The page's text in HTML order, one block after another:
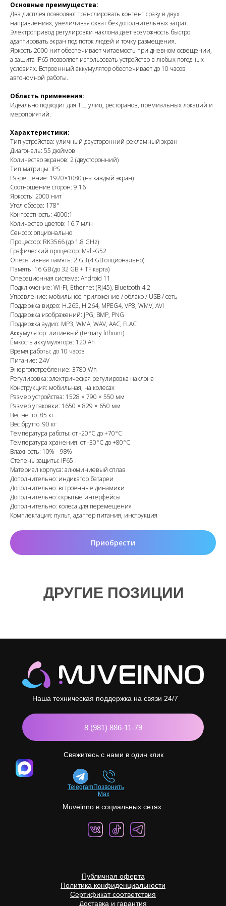
Основные преимущества:
Два дисплея позволяют транслировать контент сразу в двух
направлениях, увеличивая охват без дополнительных затрат.
Электропривод регулировки наклона дает возможность быстро
адаптировать экран под поток людей и точку размещения.
Яркость 2000 нит обеспечивает читаемость при дневном освещении,
а защита IP65 позволяет использовать устройство в любых погодных
условиях. Встроенный аккумулятор обеспечивает до 10 часов
автономной работы.
Область применения:
Идеально подходит для ТЦ, улиц, ресторанов, премиальных локаций и
мероприятий.
Характеристики:
Тип устройства: уличный двусторонний рекламный экран
Диагональ: 55 дюймов
Количество экранов: 2 (двусторонний)
Тип матрицы: IPS
Разрешение: 1920×1080 (на каждый экран)
Соотношение сторон: 9:16
Яркость: 2000 нит
Угол обзора: 178°
Контрастность: 4000:1
Количество цветов: 16.7 млн
Сенсор: опционально
Процессор: RK3566 (до 1.8 GHz)
Графический процессор: Mali-G52
Оперативная память: 2 GB (4 GB опционально)
Память: 16 GB (до 32 GB + TF карта)
Операционная система: Android 11
Подключение: Wi-Fi, Ethernet (RJ45), Bluetooth 4.2
Управление: мобильное приложение / облако / USB / сеть
Поддержка видео: H.265, H.264, MPEG4, VP8, WMV, AVI
Поддержка изображений: JPG, BMP, PNG
Поддержка аудио: MP3, WMA, WAV, AAC, FLAC
Аккумулятор: литиевый (ternary lithium)
Ёмкость аккумулятора: 120 Ah
Время работы: до 10 часов
Питание: 24V
Энергопотребление: 3780 Wh
Регулировка: электрическая регулировка наклона
Конструкция: мобильная, на колесах
Размер устройства: 1528 × 790 × 550 мм
Размер упаковки: 1650 × 829 × 650 мм
Вес нетто: 85 кг
Вес брутто: 90 кг
Температура работы: от -20°C до +70°C
Температура хранения: от -30°C до +80°C
Влажность: 10% – 98%
Степень защиты: IP65
Материал корпуса: алюминиевый сплав
Дополнительно: индикатор батареи
Дополнительно: встроенные динамики
Дополнительно: скрытые интерфейсы
Дополнительно: колеса для перемещения
Комплектация: пульт, адаптер питания, инструкция
Приобрести
ДРУГИЕ ПОЗИЦИИ
Muveinno в социальных сетях:
Публичная оферта
Политика конфиденциальности
Сертификат соответствия
Доставка и гарантия
Наша техническая поддержка на связи 24/7
8 (981) 886-11-79
Свяжитесь с нами в один клик
TelegramПозвонить
Max